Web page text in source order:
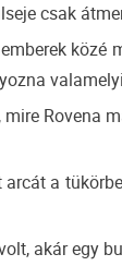
csak
Rovena
a
akár egy